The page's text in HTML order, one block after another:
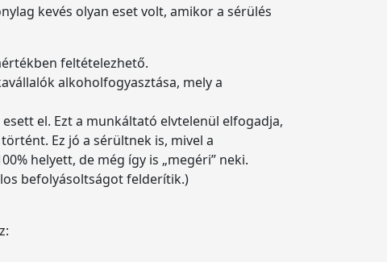
kevés olyan eset volt, amikor a sérülés
feltételezhető.
alkoholfogyasztása, mely a
el. Ezt a munkáltató elvtelenül elfogadja,
Ez jó a sérültnek is, mivel a
helyett, de még így is „megéri” neki.
befolyásoltságot felderítik.)